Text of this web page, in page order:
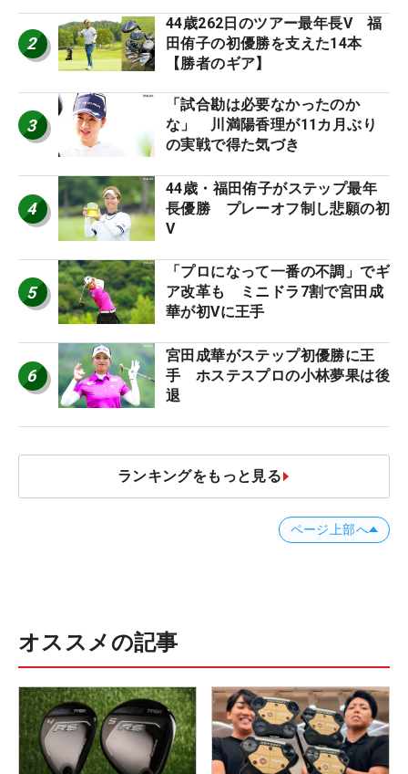
2
44歳262日のツアー最年長V 福
田侑子の初優勝を支えた14本
【勝者のギア】
3
「試合勘は必要なかったのか
な」 川満陽香理が11カ月ぶり
の実戦で得た気づき
4
44歳・福田侑子がステップ最年
長優勝 プレーオフ制し悲願の初
V
5
「プロになって一番の不調」でギ
ア改革も ミニドラ7割で宮田成
華が初Vに王手
6
宮田成華がステップ初優勝に王
手 ホステスプロの小林夢果は後
退
ランキングをもっと見る
ページ上部へ
オススメの記事